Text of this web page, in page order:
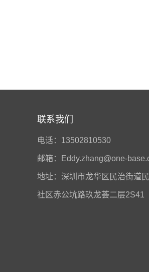
联系我们
电话：13502810530
邮箱：Eddy.zhang@one-
地址：深圳市龙华区民治街道
社区赤公坑路玖龙荟二层2S41